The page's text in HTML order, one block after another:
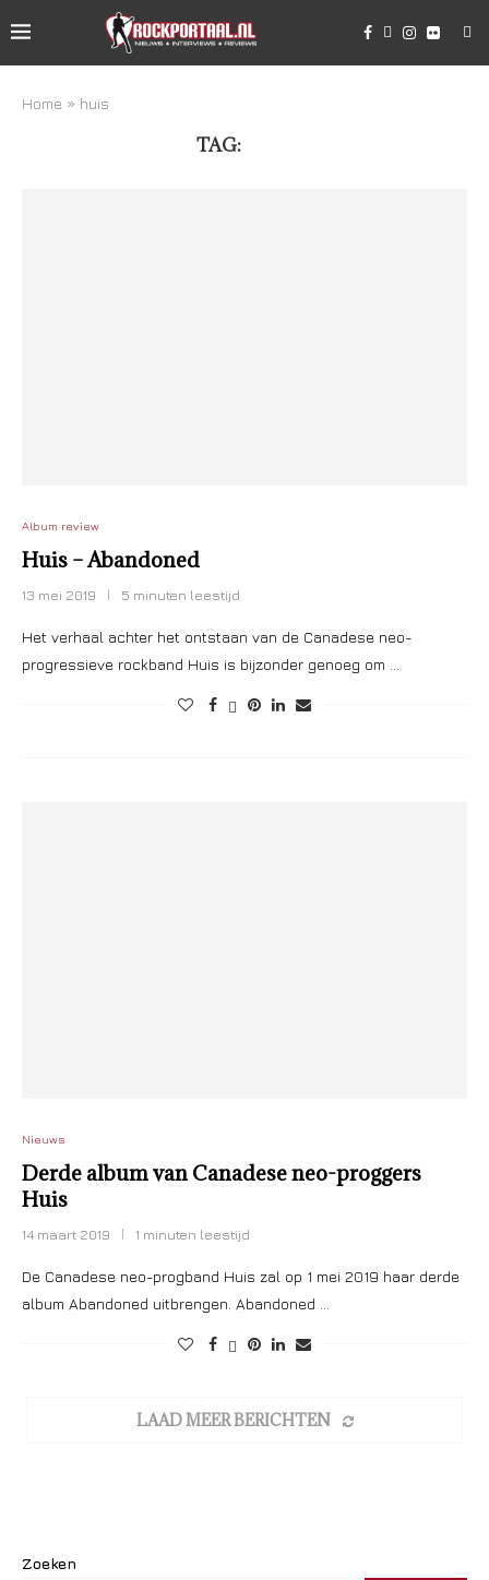
Home » huis
TAG:
Album review
Huis – Abandoned
13 mei 2019 5 minuten leestijd
Het verhaal achter het ontstaan van de Canadese neo-
progressieve rockband Huis is bijzonder genoeg om …
Nieuws
Derde album van Canadese neo-proggers
Huis
14 maart 2019 1 minuten leestijd
De Canadese neo-progband Huis zal op 1 mei 2019 haar derde
album Abandoned uitbrengen. Abandoned …
LAAD MEER BERICHTEN
Zoeken